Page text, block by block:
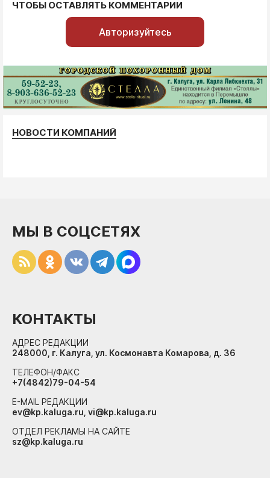
ЧТОБЫ ОСТАВЛЯТЬ КОММЕНТАРИИ
Авторизуйтесь
НОВОСТИ КОМПАНИЙ
МЫ В СОЦСЕТЯХ
КОНТАКТЫ
АДРЕС РЕДАКЦИИ
248000, г. Калуга, ул. Космонавта Комарова, д. 36
ТЕЛЕФОН/ФАКС
+7(4842)79-04-54
E-MAIL РЕДАКЦИИ
ev@kp.kaluga.ru, vi@kp.kaluga.ru
ОТДЕЛ РЕКЛАМЫ НА САЙТЕ
sz@kp.kaluga.ru